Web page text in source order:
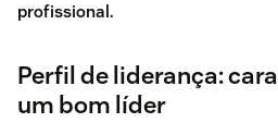
profissional.
Perfil de liderança:
um bom líder